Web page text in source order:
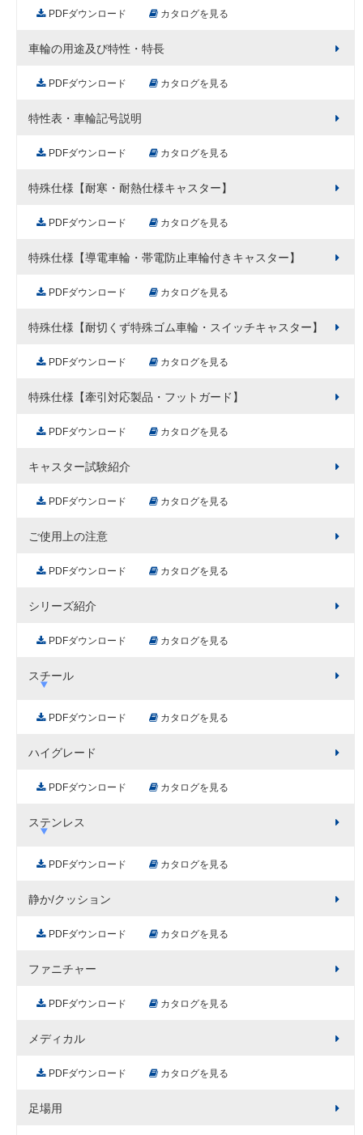
PDFダウンロード カタログを見る
車輪の用途及び特性・特長
PDFダウンロード カタログを見る
特性表・車輪記号説明
PDFダウンロード カタログを見る
特殊仕様【耐寒・耐熱仕様キャスター】
PDFダウンロード カタログを見る
特殊仕様【導電車輪・帯電防止車輪付きキャスター】
PDFダウンロード カタログを見る
特殊仕様【耐切くず特殊ゴム車輪・スイッチキャスター】
PDFダウンロード カタログを見る
特殊仕様【牽引対応製品・フットガード】
PDFダウンロード カタログを見る
キャスター試験紹介
PDFダウンロード カタログを見る
ご使用上の注意
PDFダウンロード カタログを見る
シリーズ紹介
PDFダウンロード カタログを見る
スチール
PDFダウンロード カタログを見る
ハイグレード
PDFダウンロード カタログを見る
ステンレス
PDFダウンロード カタログを見る
静か/クッション
PDFダウンロード カタログを見る
ファニチャー
PDFダウンロード カタログを見る
メディカル
PDFダウンロード カタログを見る
足場用